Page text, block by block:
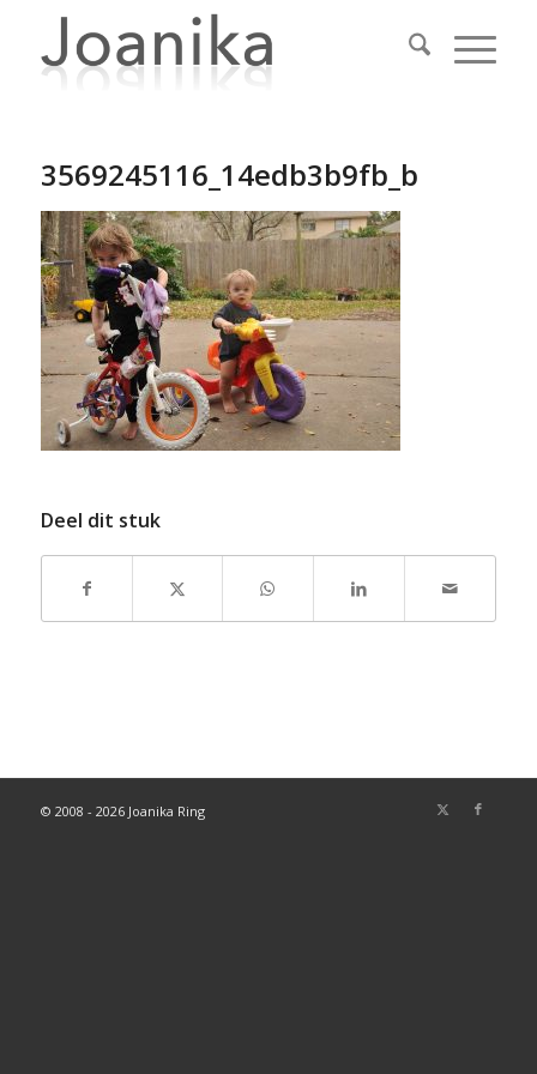
3569245116_14edb3b9fb_b
Deel dit stuk
© 2008 - 2026 Joanika Ring